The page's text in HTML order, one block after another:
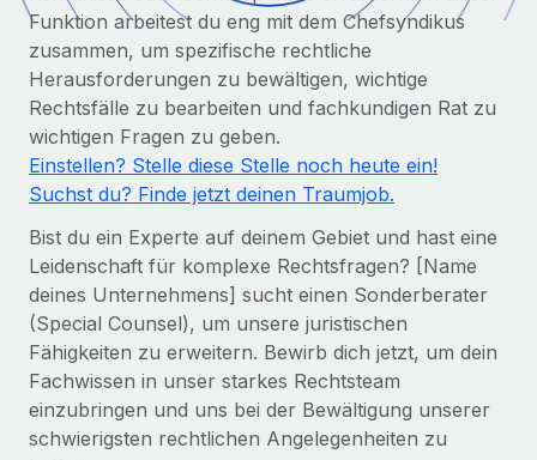
Globales Onboarding und Verwalten von
PEO
Auslagern von komplexen HR-Aufgaben
INFRASTRUKTUR
Remote Embedded
Nahtlose Integration der HR in bestehende Abläufe
Integrierte HR-Kernfunktionen für dein Team
Verknüpfen Neu
Verknüpfung beliebiger KI-Tools mit Remote über unser
MCP
WACHSTUMSPHASE
Startups
Agile HR- und Payroll-Lösungen für wachsende
Unternehmen
Maßgeschneiderte HR-Lösungen, um Teams zu
vergrößern
Enterprise
Globale HR für Konzerne und Großunternehmen
PARTNER WERDEN
Gesamtbeschäftigungskosten
Honorarzahlungen berechnen
Informationen zu möglichen Währungen und
Abwicklungsfristen für globale Freelancer:innen
LERNEN MIT REMOTE
Forschung und Leitfäden
Fallstudien
HR-Glossar
Bibliothek für Stellenbeschreibungen
Nederlands
Français
Deutsch
Italiano
Português (Portugal)
日本語
한국어
Anmelden
Funktion arbeitest du eng mit dem Chefsyndikus
zusammen, um spezifische rechtliche
Herausforderungen zu bewältigen, wichtige
Rechtsfälle zu bearbeiten und fachkundigen Rat zu
wichtigen Fragen zu geben.
Einstellen? Stelle diese Stelle noch heute ein!
Suchst du? Finde jetzt deinen Traumjob.
Bist du ein Experte auf deinem Gebiet und hast eine
Leidenschaft für komplexe Rechtsfragen? [Name
deines Unternehmens] sucht einen Sonderberater
(Special Counsel), um unsere juristischen
Fähigkeiten zu erweitern. Bewirb dich jetzt, um dein
Fachwissen in unser starkes Rechtsteam
einzubringen und uns bei der Bewältigung unserer
schwierigsten rechtlichen Angelegenheiten zu